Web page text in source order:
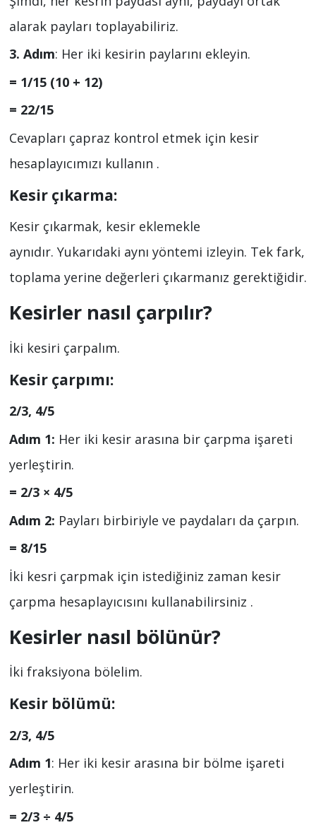
alarak payları toplayabiliriz.
3. Adım: Her iki kesirin paylarını ekleyin.
= 1/15 (10 + 12)
= 22/15
Cevapları çapraz kontrol etmek için kesir
hesaplayıcımızı kullanın .
Kesir çıkarma:
Kesir çıkarmak, kesir eklemekle
aynıdır. Yukarıdaki aynı yöntemi izleyin. Tek fark,
toplama yerine değerleri çıkarmanız gerektiğidir.
Kesirler nasıl çarpılır?
İki kesiri çarpalım.
Kesir çarpımı:
2/3, 4/5
Adım 1: Her iki kesir arasına bir çarpma işareti
yerleştirin.
= 2/3 × 4/5
Adım 2: Payları birbiriyle ve paydaları da çarpın.
= 8/15
İki kesri çarpmak için istediğiniz zaman kesir
çarpma hesaplayıcısını kullanabilirsiniz .
Kesirler nasıl bölünür?
İki fraksiyona bölelim.
Kesir bölümü:
2/3, 4/5
Adım 1: Her iki kesir arasına bir bölme işareti
yerleştirin.
= 2/3 ÷ 4/5